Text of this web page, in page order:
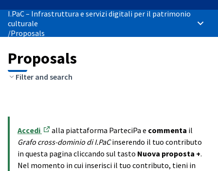
I.PaC – Infrastruttura e servizi digitali per il patrimonio
culturale
/Proposals
Main
Proposals
Filter and search
Accedi
(Opens in new tab)
alla piattaforma ParteciPa e commenta il
Grafo cross-dominio di I.PaCinserendo il tuo contributo
in questa pagina cliccando sul tasto Nuova proposta +.
Nel momento in cui inserisci il tuo contributo, tieni in